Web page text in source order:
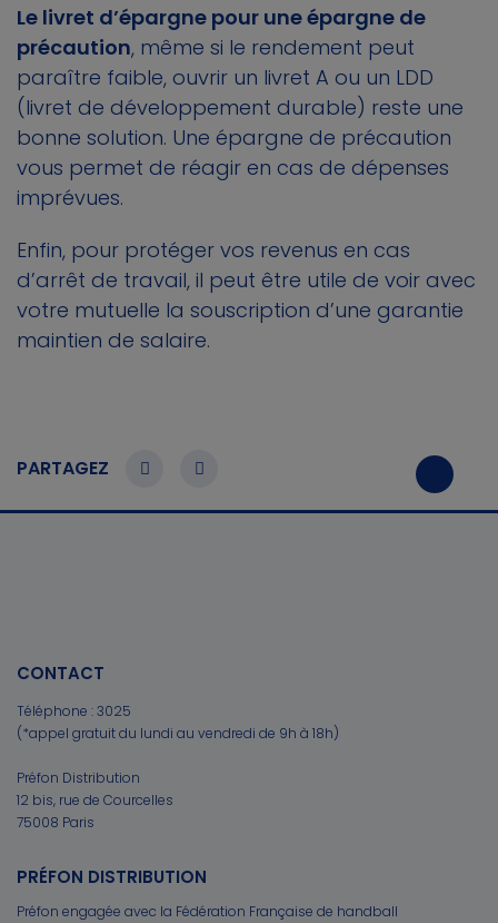
Le livret d’épargne pour une épargne de
précaution, même si le rendement peut
paraître faible, ouvrir un livret A ou un LDD
(livret de développement durable) reste une
bonne solution. Une épargne de précaution
vous permet de réagir en cas de dépenses
imprévues.
Enfin, pour protéger vos revenus en cas
d’arrêt de travail, il peut être utile de voir avec
votre mutuelle la souscription d’une garantie
maintien de salaire.
PARTAGEZ
CONTACT
Téléphone :3025
(*appel gratuit du lundi au vendredi de 9h à 18h)
Préfon Distribution
12 bis, rue de Courcelles
75008 Paris
PRÉFON DISTRIBUTION
Préfon engagée avec la Fédération Française de handball